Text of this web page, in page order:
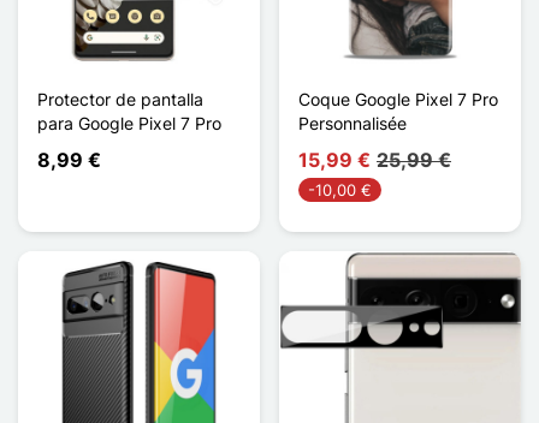
Protector de pantalla
para Google Pixel 7 Pro
8,99 €
Coque Google Pixel 7 Pro
Personnalisée
15,99 € 25,99 €
-10,00 €